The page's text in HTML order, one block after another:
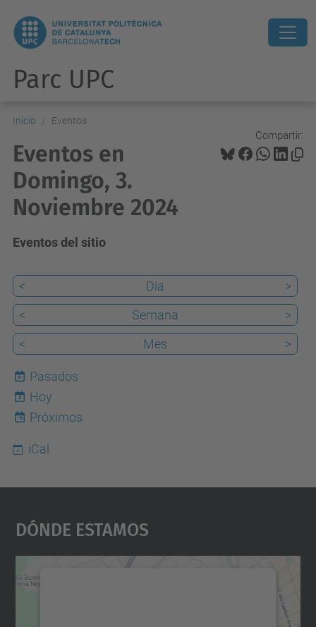
Parc UPC
Inicio Eventos
Compartir:
Eventos en
Domingo, 3.
Noviembre 2024
Eventos del sitio
< Día
>
<
Semana
>
<
Mes >
Pasados
8
Hoy
Próximos
iCal
Dónde Estamos